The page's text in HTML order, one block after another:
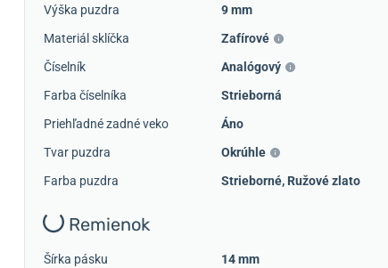
Výška puzdra
9 mm
Materiál sklíčka
Zafírové
Číselník
Analógový
Farba číselníka
Strieborná
Priehľadné zadné veko
Áno
Tvar puzdra
Okrúhle
Farba puzdra
Strieborné, Ružové zlato
Remienok
Šírka pásku
14 mm